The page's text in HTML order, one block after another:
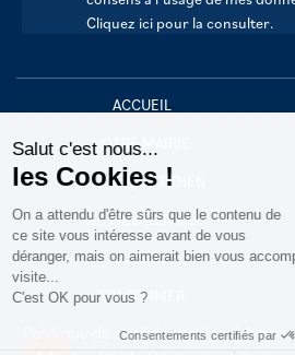
Cliquez ici pour la consulter.
ACCUEIL
VOTRE MAIRIE
VOTRE QUOTIDIEN
AU FIL DE LA VIE
LOISIRS
S’INFORMER
Politique de confidentialité
Salut c'est nous...
les Cookies !
On a attendu d'être sûrs que le contenu de
ce site vous intéresse avant de vous
déranger, mais on aimerait bien vous
visite...
C'est OK pour vous ?
Consentements certifiés par